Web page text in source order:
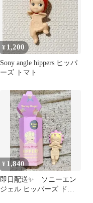
¥ 1,200
Sony angle hippers ヒッパ
ーズ トマト
¥ 1,840
即日配送✨ ソニーエン
ジェル ヒッパーズ ドリ